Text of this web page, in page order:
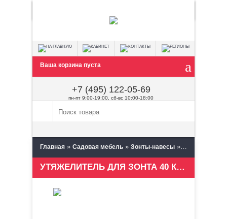
Ваша корзина пуста
+7 (495) 122-05-69
пн-пт 9:00-19:00, сб-вс 10:00-18:00
Главная » Садовая мебель » Зонты-навесы » Утяжелители
УТЯЖЕЛИТЕЛЬ ДЛЯ ЗОНТА 40 КГ GRANDA